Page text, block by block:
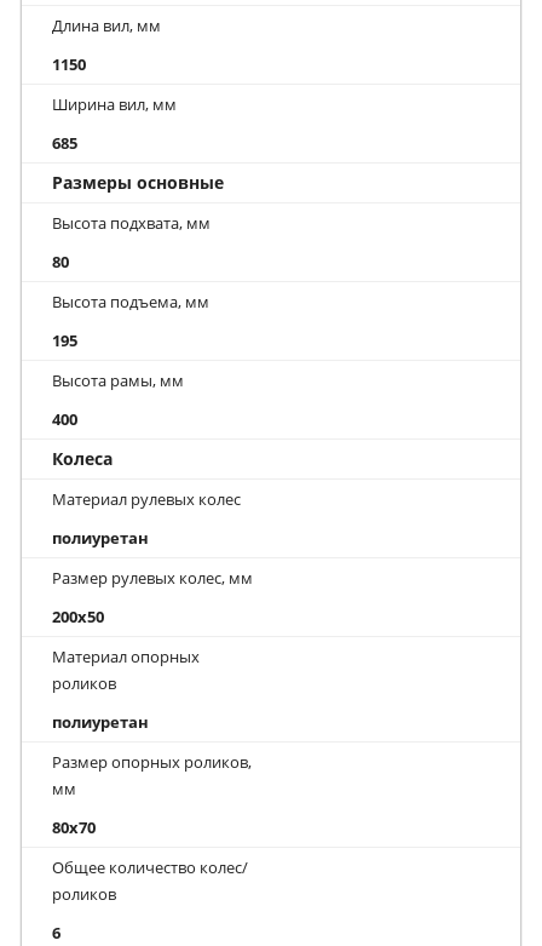
Длина вил, мм
1150
Ширина вил, мм
685
Размеры основные
Высота подхвата, мм
80
Высота подъема, мм
195
Высота рамы, мм
400
Колеса
Материал рулевых колес
полиуретан
Размер рулевых колес, мм
200x50
Материал опорных
роликов
полиуретан
Размер опорных роликов,
мм
80x70
Общее количество колес/
роликов
6